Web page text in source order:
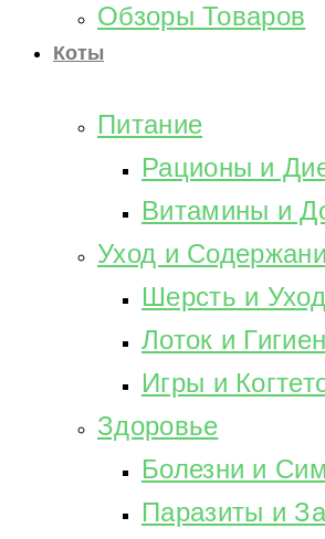
Обзоры Товаров
Коты
Питание
Рационы и
Витамины и
Уход и
Шерсть и Уход
Лоток и
Игры и
Здоровье
Болезни и
Паразиты и